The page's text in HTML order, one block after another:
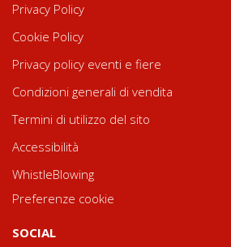
Privacy Policy
Cookie Policy
Privacy policy eventi e fiere
Condizioni generali di vendita
Termini di utilizzo del sito
Accessibilità
WhistleBlowing
Preferenze cookie
SOCIAL